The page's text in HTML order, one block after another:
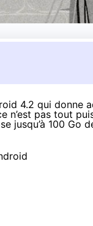
4.2 qui donne
n’est pas tout
jusqu’à 100 Go